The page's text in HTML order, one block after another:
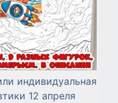
индивидуальная
12 апреля